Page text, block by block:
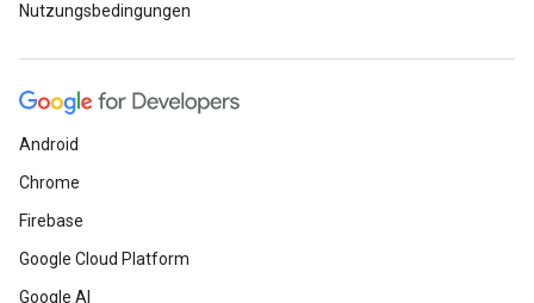
Nutzungsbedingungen
Android
Chrome
Firebase
Google Cloud Platform
Google AI